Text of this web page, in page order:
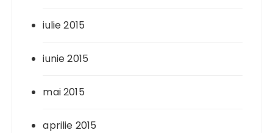
iulie 2015
iunie 2015
mai 2015
aprilie 2015